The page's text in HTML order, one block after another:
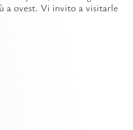
a ovest. Vi invito a visitarle